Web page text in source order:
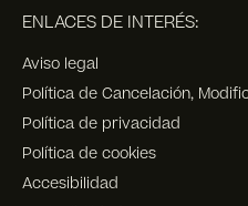
ENLACES DE INTERÉS:
Aviso legal
Política de Cancelación,
Política de privacidad
Política de cookies
Accesibilidad